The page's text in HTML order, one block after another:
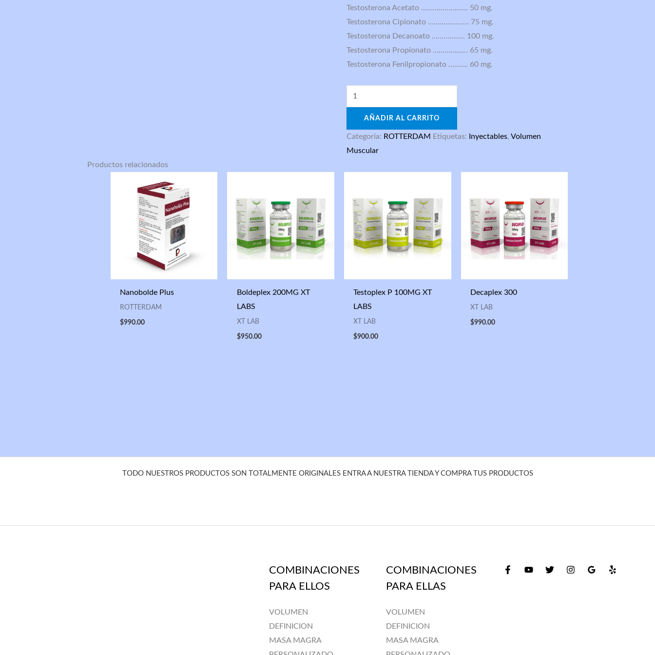
Testosterona Acetato …………………… 50 mg.
Testosterona Cipionato ………………… 75 mg.
Testosterona Decanoato …………….. 100 mg.
Testosterona Propionato ……………… 65 mg.
Testosterona Fenilpropionato ………. 60 mg.
AÑADIR AL CARRITO
Categoría: ROTTERDAM Etiquetas: Inyectables,Volumen
Muscular
Productos relacionados
Nanobolde Plus
ROTTERDAM
$990.00
Boldeplex 200MG XT
LABS
XT LAB
$950.00
Testoplex P 100MG XT
LABS
XT LAB
$900.00
Decaplex 300
XT LAB
$990.00
TODO NUESTROS PRODUCTOS SON TOTALMENTE ORIGINALES ENTRA A NUESTRA TIENDA Y COMPRA TUS PRODUCTOS
COMBINACIONES
PARA ELLOS
VOLUMEN
DEFINICION
MASA MAGRA
COMBINACIONES
PARA ELLAS
VOLUMEN
DEFINICION
MASA MAGRA